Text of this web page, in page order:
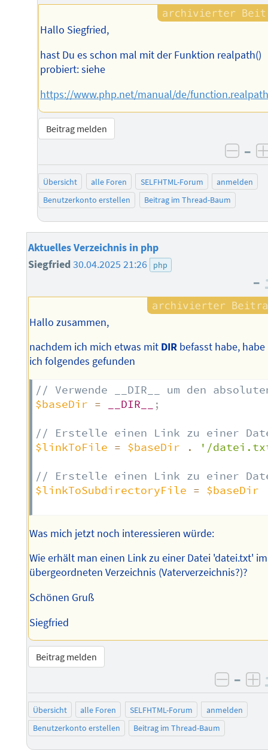
Hallo Siegfried,
hast Du es schon mal mit der Funktion realpath()
probiert: siehe
https://www.php.net/manual/de/
Beitrag melden
–
Übersicht alle Foren SELFHTML-Forum
anmelden
Benutzerkonto erstellen
Beitrag im Thread-Baum
Aktuelles Verzeichnis in php
Siegfried 30.04.2025 21:26 php
–
Hallo zusammen,
nachdem ich mich etwas mit DIR befasst habe, habe
ich folgendes gefunden
// Verwende __DIR__ um den
$baseDir = __DIR__ ;
// Erstelle einen Link zu einer
$linkToFile = $baseDir . '/
// Erstelle einen Link zu einer
$linkToSubdirectoryFile = $baseDir
Was mich jetzt noch interessieren würde:
Wie erhält man einen Link zu einer Datei 'datei.txt' im
übergeordneten Verzeichnis (Vaterverzeichnis?)?
Schönen Gruß
Siegfried
Beitrag melden
–
Übersicht alle Foren SELFHTML-Forum
anmelden
Benutzerkonto erstellen
Beitrag im Thread-Baum